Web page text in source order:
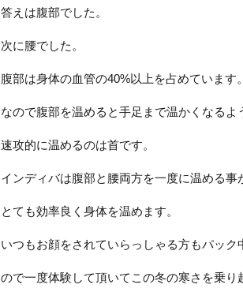
答えは腹部でした。
次に腰でした。
腹部は身体の血管の40%以上を占めています
なので腹部を温めると手足まで温かくなるよ
速攻的に温めるのは首です。
インディバは腹部と腰両方を一度に温める事
とても効率良く身体を温めます。
いつもお顔をされていらっしゃる方もパック
ので一度体験して頂いてこの冬の寒さを乗り